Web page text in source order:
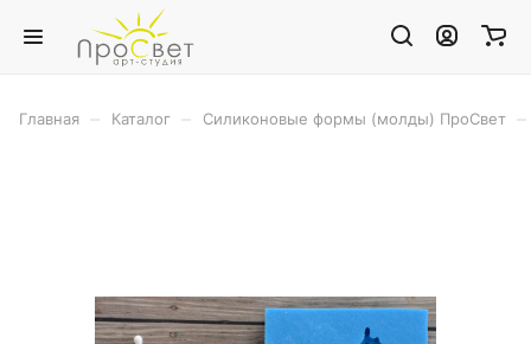
Главная Каталог Силиконовые формы (молды) ПроСвет